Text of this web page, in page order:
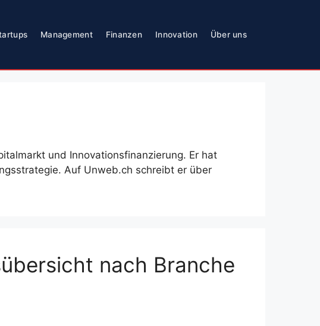
Management Finanzen Innovation Über uns
und Innovationsfinanzierung. Er hat
Auf Unweb.ch schreibt er über
nach Branche